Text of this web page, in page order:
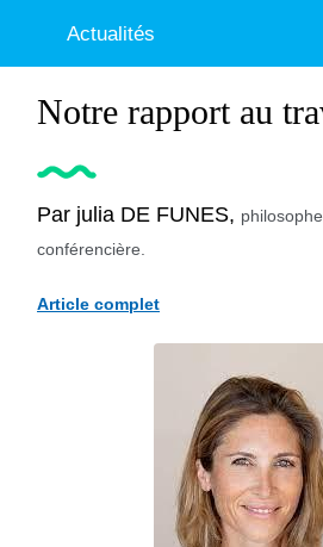
Actualités
Notre rapport au
Par julia DE FUNES,
conférencière.
Article complet